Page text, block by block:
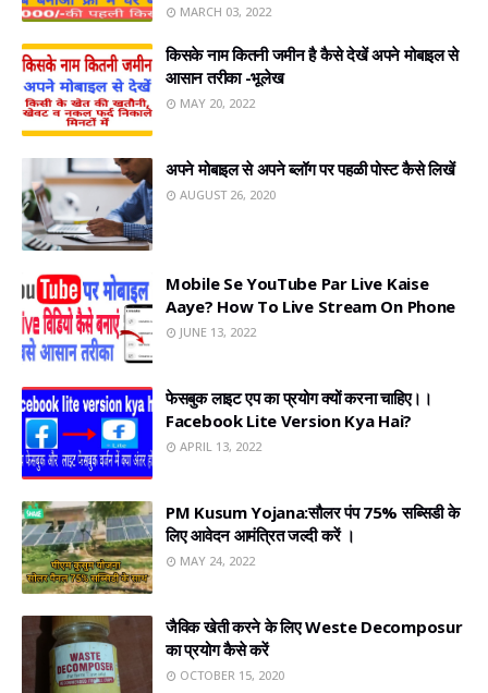
MARCH 03, 2022
किसके नाम कितनी जमीन है कैसे देखें अपने मोबाइल से
आसान तरीका -भूलेख
MAY 20, 2022
अपने मोबाइल से अपने ब्लॉग पर पहळी पोस्ट कैसे लिखें
AUGUST 26, 2020
Mobile Se YouTube Par Live Kaise
Aaye? How To Live Stream On Phone
JUNE 13, 2022
फेसबुक लाइट एप का प्रयोग क्यों करना चाहिए।।
Facebook Lite Version Kya Hai?
APRIL 13, 2022
PM Kusum Yojana:सौलर पंप 75% सब्सिडी के
लिए आवेदन आमंत्रित जल्दी करें ।
MAY 24, 2022
जैविक खेती करने के लिए Weste Decomposur
का प्रयोग कैसे करें
OCTOBER 15, 2020